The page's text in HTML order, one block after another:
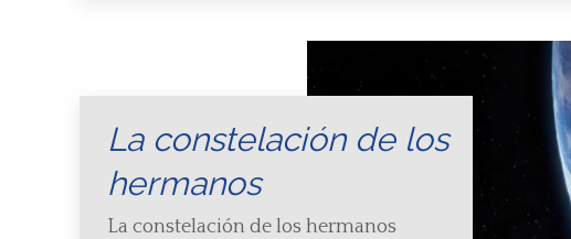
La constelación de los
hermanos
La constelación de los hermanos